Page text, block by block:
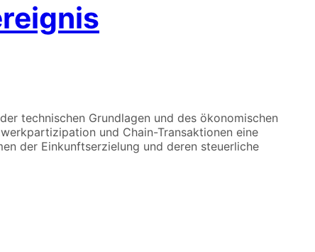
technischen Grundlagen und des ökonomischen
und Chain-Transaktionen eine
der Einkunftserzielung und deren steuerliche